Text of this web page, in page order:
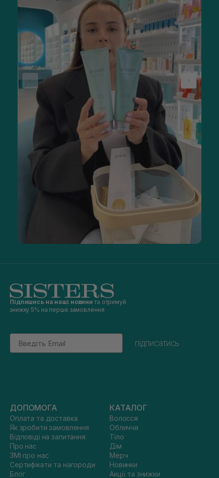
Підпишись на наші новини та отримуй
знижку 5% на перше замовлення
Email
підписатись
ДОПОМОГА
Оплата та доставка
Як зробити замовлення
Відповіді на запитання
Про нас
ЗМІ про нас
Сертифікати та нагороди
Блог
КАТАЛОГ
Волосся
Обличчя
Тіло
Дім
Мерч
Новинки
Акції та знижки